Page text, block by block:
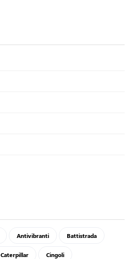
Antivibranti Battistrada
Caterpillar Cingoli